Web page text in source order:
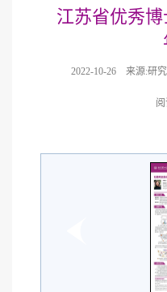
江苏省优秀
2022-10-26 来源:研